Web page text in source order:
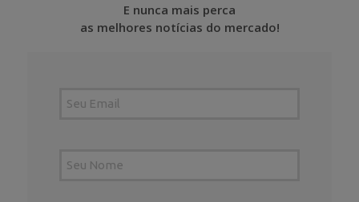
E nunca mais perca
as melhores notícias do mercado!